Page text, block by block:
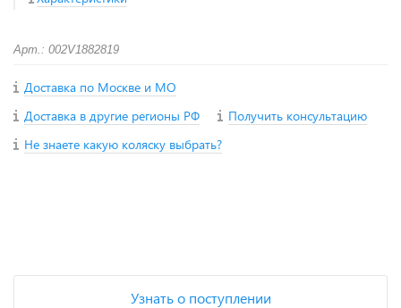
Арт.: 002V1882819
Доставка по Москве и МО
Доставка в другие регионы РФ
Получить консультацию
Не знаете какую коляску выбрать?
Узнать о поступлении